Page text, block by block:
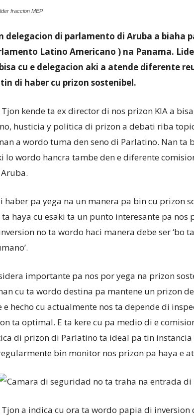
fraccion MEP
delegacion di parlamento di Aruba a biaha
Latino Americano ) na Panama.
cu e delegacion aki a atende diferente
di haber cu prizon sostenibel.
kende ta ex director di nos prizon KIA a
husticia y politica di prizon a debati riba
a wordo tuma den seno di Parlatino. Nan ta
lo wordo hancra tambe den e diferente
haber pa yega na un manera pa bin cu prizon
haya cu esaki ta un punto interesante pa nos
no ta wordo haci manera debe ser ‘bo
importante pa nos por yega na prizon
cu ta wordo destina pa mantene un prizon
e hecho cu actualmente nos ta depende di
ta optimal. E ta kere cu pa medio di e
di prizon di Parlatino ta ideal pa tin instancia
bin monitor nos prizon pa haya e
a indica cu ora ta wordo papia di inversion